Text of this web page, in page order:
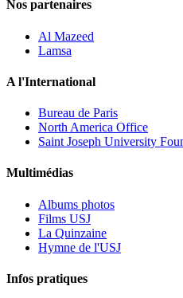
Nos partenaires
Al Mazeed
Lamsa
A l'International
Bureau de Paris
North America Office
Saint Joseph University
Multimédias
Albums photos
Films USJ
La Quinzaine
Hymne de l'USJ
Infos pratiques